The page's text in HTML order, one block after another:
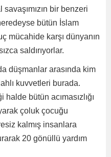
savaşımızın bir benzeri
bütün İslam
mücahide karşı dünyanın
saldırıyorlar.
düşmanlar arasında kim
kuvvetleri burada.
halde bütün acımasızlığı
çoluk çocuğu
kalmış insanlara
20 gönüllü yardım